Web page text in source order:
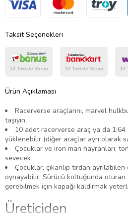
Taksit Seçenekleri
Ürün Açıklaması
Racerverse araçlarını, marvel
taşıyın
10 adet racerverse araç ya da
yüklenebilir (diğer araçlar ayrı olarak
Çocuklar ve iron man hayranları,
sevecek
Çocuklar, çıkarılıp tırdan
oynayabilir. Sürücü koltuğunda
görebilmek için kapağı kaldırmak
Üreticiden